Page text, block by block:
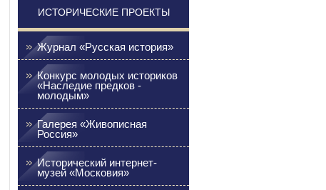
ИСТОРИЧЕСКИЕ ПРОЕКТЫ
Журнал «Русская история»
Конкурс молодых историков
«Наследие предков -
молодым»
Галерея «Живописная
Россия»
Исторический интернет-
музей «Московия»